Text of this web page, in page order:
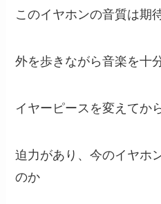
このイヤホンの音質は期
外を歩きながら音楽を十
イヤーピースを変えてか
迫力があり、今のイヤホ
のか